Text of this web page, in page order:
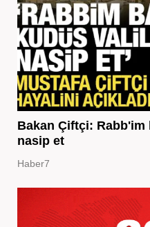
Bakan Çiftçi:
nasip et
Haber7